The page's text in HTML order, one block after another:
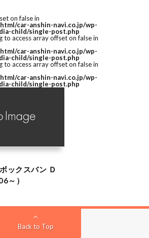
on false in
car-anshin-navi.co.jp/wp-
child/single-post.php
to access array offset on false in
car-anshin-navi.co.jp/wp-
child/single-post.php
to access array offset on false in
car-anshin-navi.co.jp/wp-
child/single-post.php
ックスバン Ｄ
～）
Back to Top